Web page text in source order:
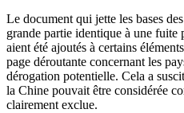
Le document qui jette les bases
grande partie identique à une fuite
aient été ajoutés à certains
page déroutante concernant les
dérogation potentielle. Cela a
la Chine pouvait être considérée
clairement exclue.